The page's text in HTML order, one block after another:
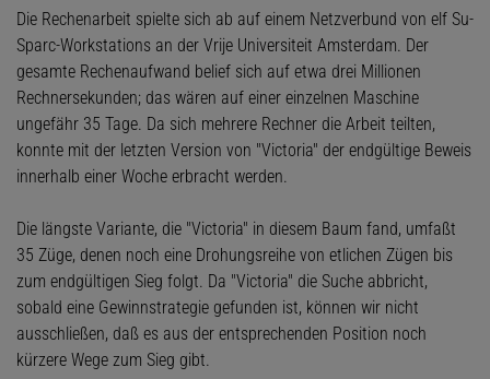
Die Rechenarbeit spielte sich ab auf einem Netzverbund von elf Su-
Sparc-Workstations an der Vrije Universiteit Amsterdam. Der
gesamte Rechenaufwand belief sich auf etwa drei Millionen
Rechnersekunden; das wären auf einer einzelnen Maschine
ungefähr 35 Tage. Da sich mehrere Rechner die Arbeit teilten,
konnte mit der letzten Version von "Victoria" der endgültige Beweis
innerhalb einer Woche erbracht werden.
Die längste Variante, die "Victoria" in diesem Baum fand, umfaßt
35 Züge, denen noch eine Drohungsreihe von etlichen Zügen bis
zum endgültigen Sieg folgt. Da "Victoria" die Suche abbricht,
sobald eine Gewinnstrategie gefunden ist, können wir nicht
ausschließen, daß es aus der entsprechenden Position noch
kürzere Wege zum Sieg gibt.